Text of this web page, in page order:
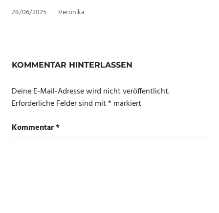
28/06/2025 Veronika
KOMMENTAR HINTERLASSEN
Deine E-Mail-Adresse wird nicht veröffentlicht.
Erforderliche Felder sind mit* markiert
Kommentar*